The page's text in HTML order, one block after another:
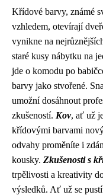
Křídové barvy, známé
vzhledem, otevírají
vynikne na
staré kusy nábytku na
jde o komodu po
barvy jako stvořené.
umožní dosáhnout
zkušeností. Kov, ať už
křídovými barvami
odvahy proměníte i
kousky. Zkušenosti s
trpělivosti a kreativity
výsledků. Ať už se